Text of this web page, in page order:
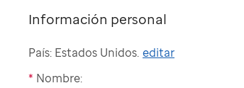
Jude
Información personal
País: Estados Unidos. editar
"billing"
* Nombre: